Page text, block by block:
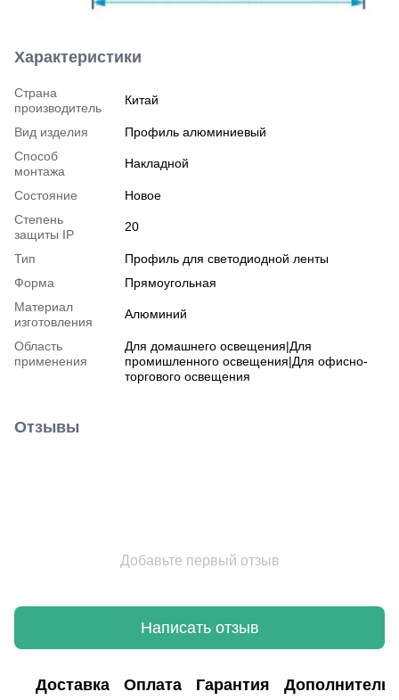
Характеристики
Страна
производитель
Китай
Вид изделия
Профиль алюминиевый
Способ
монтажа
Накладной
Состояние
Новое
Степень
защиты IP
20
Тип
Профиль для светодиодной ленты
Форма
Прямоугольная
Материал
изготовления
Алюминий
Область
применения
Для домашнего освещения|Для
промишленного освещения|Для офисно-
торгового освещения
Отзывы
Добавьте первый отзыв
Написать отзыв
Доставка Оплата Гарантия